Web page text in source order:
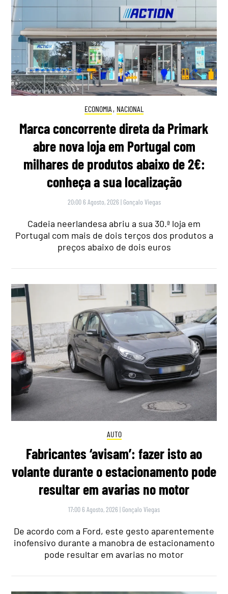
ECONOMIA , NACIONAL
Marca concorrente direta da Primark
abre nova loja em Portugal com
milhares de produtos abaixo de 2€:
conheça a sua localização
20:00 6 Agosto, 2026 | Gonçalo Viegas
Cadeia neerlandesa abriu a sua 30.ª loja em
Portugal com mais de dois terços dos produtos a
preços abaixo de dois euros
AUTO
Fabricantes ‘avisam’: fazer isto ao
volante durante o estacionamento pode
resultar em avarias no motor
17:00 6 Agosto, 2026 | Gonçalo Viegas
De acordo com a Ford, este gesto aparentemente
inofensivo durante a manobra de estacionamento
pode resultar em avarias no motor